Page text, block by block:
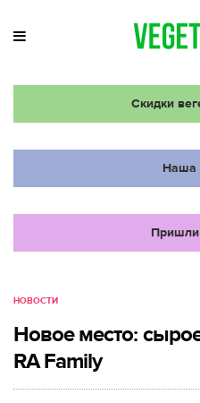
Скидки
Наша
Пришли
НОВОСТИ
Новое место:
RA Family